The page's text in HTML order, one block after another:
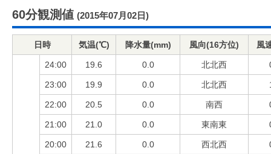
60分観測値 (2015年07月02日)
日時 気温(℃) 降水量(mm) 風向(16方位) 風
24:00 19.6 0.0 北北西
23:00 19.9 0.0 北北西
22:00 20.5 0.0 南西
21:00 21.0 0.0 東南東
20:00 21.6 0.0 西北西